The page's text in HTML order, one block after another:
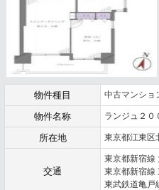
物件種目 中古マンショ
物件名称 ランジュ２０
所在地 東京都江東区
交通
東京都新宿線
東京都新宿線
東武鉄道亀戸